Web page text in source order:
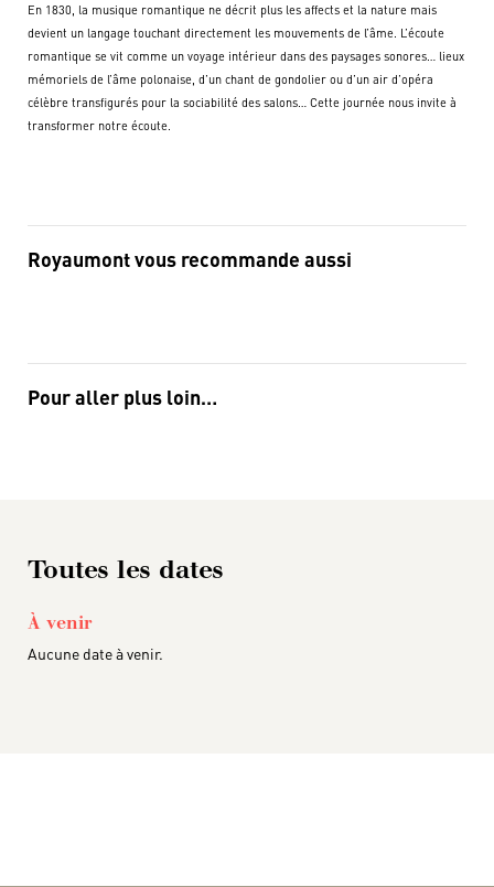
En 1830, la musique romantique ne décrit plus les affects et la nature mais
devient un langage touchant directement les mouvements de l’âme. L’écoute
romantique se vit comme un voyage intérieur dans des paysages sonores… lieux
mémoriels de l’âme polonaise, d’un chant de gondolier ou d’un air d’opéra
célèbre transfigurés pour la sociabilité des salons… Cette journée nous invite à
transformer notre écoute.
Royaumont vous recommande aussi
Pour aller plus loin…
Toutes les dates
À venir
Aucune date à venir.